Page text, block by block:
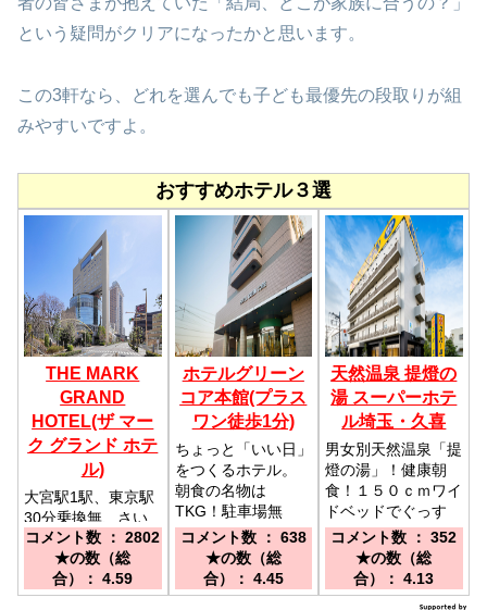
という疑問がクリアになったかと思います。
この3軒なら、どれを選んでも子ども最優先の段取りが組
みやすいですよ。
おすすめホテル３選
THE MARK
GRAND
HOTEL(ザ マー
ク グランド ホテ
ル)
大宮駅1駅、東京駅
30分乗換無、さい
たま新都心駅・スー
パーアリーナ直通デ
ッキすぐ、有料駐車
場完備／大宮駅から
コメント数 ： 2802
★の数（総
合）： 4.59
ホテルグリーン
コア本館(プラス
ワン徒歩1分)
ちょっと「いい日」
をつくるホテル。
朝食の名物は
TKG！駐車場無
料！／東武日光線幸
手駅東口より徒歩約
15分 JR宇都宮
線・東武伊勢崎線久
コメント数 ： 638
★の数（総
合）： 4.45
天然温泉 提燈の
湯 スーパーホテ
ル埼玉・久喜
男女別天然温泉「提
燈の湯」！健康朝
食！１５０ｃｍワイ
ドベッドでぐっす
り！／ＪＲ久喜駅西
口より徒歩約10
分！東北自動車道
「久喜IC」より車で
コメント数 ： 352
★の数（総
合）： 4.13